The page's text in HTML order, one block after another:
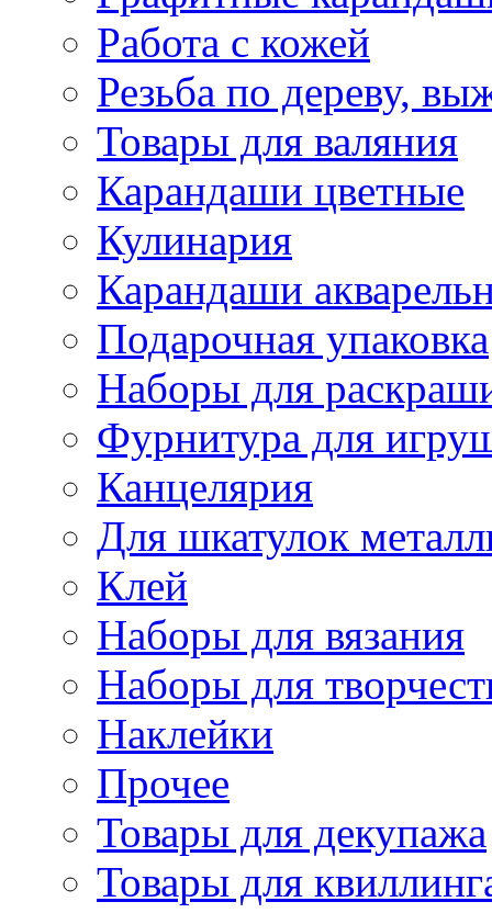
Работа с кожей
Резьба по дереву,
Товары для валяния
Карандаши цветные
Кулинария
Карандаши
Подарочная упаковка
Наборы для
Фурнитура для
Канцелярия
Для шкатулок
Клей
Наборы для вязания
Наборы для
Наклейки
Прочее
Товары для декупажа
Товары для